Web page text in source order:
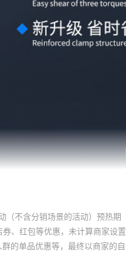
（不含分销场景的活动）预热
、红包等优惠，未计算商家
的单品优惠等，最终以商家的